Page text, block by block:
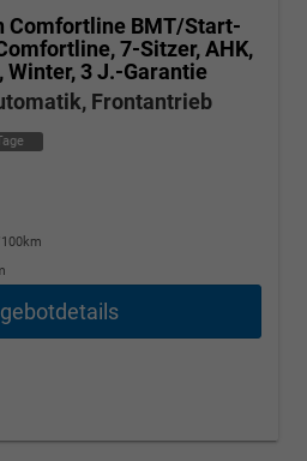
Comfortline BMT/Start-
7-Sitzer, AHK,
Winter, 3 J.-Garantie
Frontantrieb